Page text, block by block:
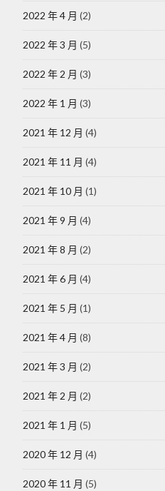
2022 年 4 月 (2)
2022 年 3 月 (5)
2022 年 2 月 (3)
2022 年 1 月 (3)
2021 年 12 月 (4)
2021 年 11 月 (4)
2021 年 10 月 (1)
2021 年 9 月 (4)
2021 年 8 月 (2)
2021 年 6 月 (4)
2021 年 5 月 (1)
2021 年 4 月 (8)
2021 年 3 月 (2)
2021 年 2 月 (2)
2021 年 1 月 (5)
2020 年 12 月 (4)
2020 年 11 月 (5)